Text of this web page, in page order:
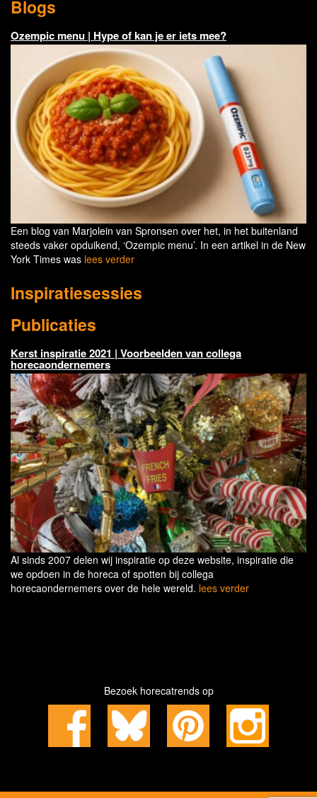
Blogs
Ozempic menu | Hype of kan je er iets mee?
Een blog van Marjolein van Spronsen over het, in het buitenland
steeds vaker opduikend, ‘Ozempic menu’. In een artikel in de New
York Times was lees verder
Inspiratiesessies
Publicaties
Kerst inspiratie 2021 | Voorbeelden van collega
horecaondernemers
Al sinds 2007 delen wij inspiratie op deze website, inspiratie die
we opdoen in de horeca of spotten bij collega
horecaondernemers over de hele wereld. lees verder
Bezoek horecatrends op